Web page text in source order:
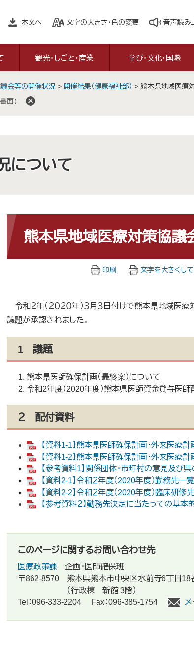
本文へ 文字の大きさ・色の変更 音声読み
観光・しごと・産業 学び・文化・国際
会等の開催状況 > 開催結果（健康福祉部） > 熊本県地域医療対
面）
について
文
熊本県地域医療対策協議
印刷 文字を大きくして
令和２年（２０２０年）３月３日付けで熊本県地域医
議題が承認されました。
1 議題
熊本県医師確保計画（最終案）について
令和2年度（2020年度）熊本県医師資金貸与医
２ 配付資料
【資料1-1】熊本県医師確保計画・外来医療計
【資料1-2】熊本県医師確保計画・外来医療計
【参考資料1】関係団体・市町村の意見及び
【資料2-1】令和２年度（2020年度）勤務先一覧
【資料2-2】令和２年度（2020年度）臨床研修
【参考資料２】勤務先決定に当たっての基本
このページに関するお問い合わせ先
医療政策課
企画・医師確保班
〒862-8570
熊本県熊本市中央区水前寺6丁目18
（行政棟 新館 3階）
Tel：096-333-2204
Fax：096-385-1754